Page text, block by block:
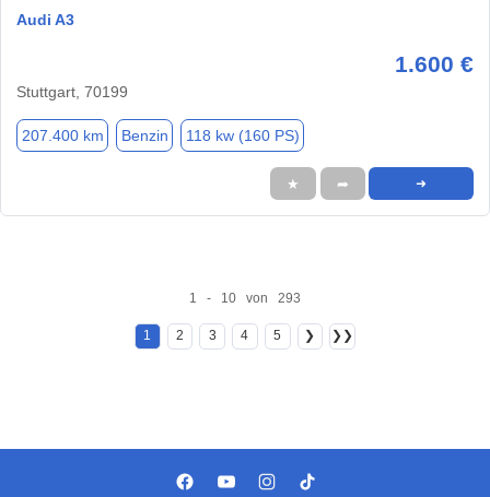
Audi A3
1.600 €
Stuttgart, 70199
207.400 km Benzin 118 kw (160 PS)
★ ➦ ➜
1 - 10 von 293
1 2 3 4 5 ❯ ❯❯